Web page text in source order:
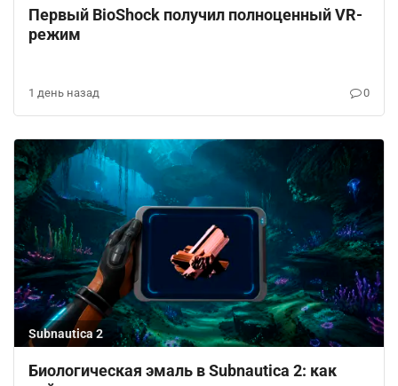
Первый BioShock получил полноценный VR-
режим
1 день назад 0
Subnautica 2
Биологическая эмаль в Subnautica 2: как